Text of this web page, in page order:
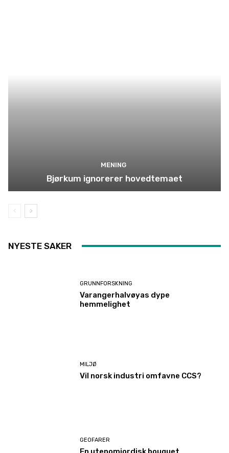
MENING
Bjørkum ignorerer hovedtemaet
NYESTE SAKER
GRUNNFORSKNING
Varangerhalvøyas dype
hemmelighet
MILJØ
Vil norsk industri omfavne CCS?
GEOFARER